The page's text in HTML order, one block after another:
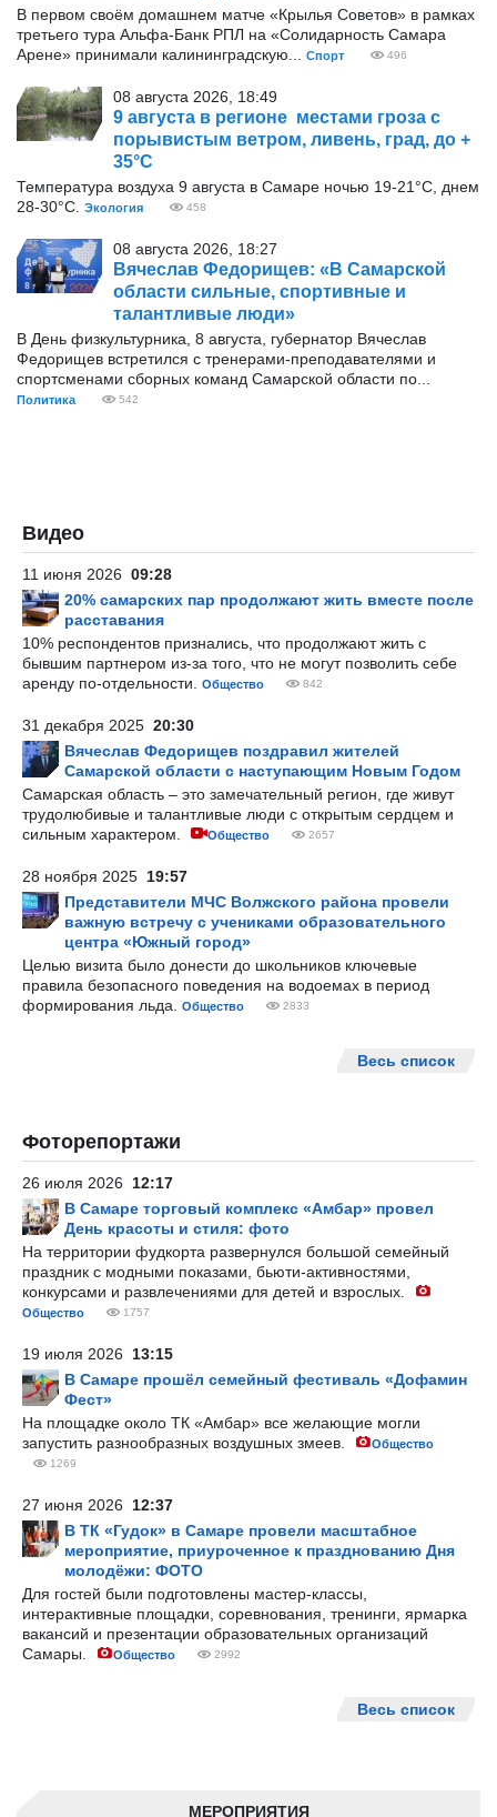
МЕРОПРИЯТИЯ
В первом своём домашнем матче «Крылья Советов» в рамках
третьего тура Альфа-Банк РПЛ на «Солидарность Самара
Арене» принимали калининградскую...
Спорт 496
08 августа 2026, 18:49
9 августа в регионе местами гроза с
порывистым ветром, ливень, град, до +
35°С
Температура воздуха 9 августа в Самаре ночью 19-21°С, днем
28-30°С.
Экология 458
08 августа 2026, 18:27
Вячеслав Федорищев: «В Самарской
области сильные, спортивные и
талантливые люди»
В День физкультурника, 8 августа, губернатор Вячеслав
Федорищев встретился с тренерами-преподавателями и
спортсменами сборных команд Самарской области по...
Политика 542
Видео
11 июня 2026 09:28
20% самарских пар продолжают жить вместе после
расставания
10% респондентов признались, что продолжают жить с
бывшим партнером из-за того, что не могут позволить себе
аренду по-отдельности.
Общество 842
31 декабря 2025 20:30
Вячеслав Федорищев поздравил жителей
Самарской области с наступающим Новым Годом
Самарская область – это замечательный регион, где живут
трудолюбивые и талантливые люди с открытым сердцем и
сильным характером.
Общество 2657
28 ноября 2025 19:57
Представители МЧС Волжского района провели
важную встречу с учениками образовательного
центра «Южный город»
Целью визита было донести до школьников ключевые
правила безопасного поведения на водоемах в период
формирования льда.
Общество 2833
Весь список
Фоторепортажи
26 июля 2026 12:17
В Самаре торговый комплекс «Амбар» провел
День красоты и стиля: фото
На территории фудкорта развернулся большой семейный
праздник с модными показами, бьюти-активностями,
конкурсами и развлечениями для детей и взрослых.
Общество 1757
19 июля 2026 13:15
В Самаре прошёл семейный фестиваль «Дофамин
Фест»
На площадке около ТК «Амбар» все желающие могли
запустить разнообразных воздушных змеев.
Общество
1269
27 июня 2026 12:37
В ТК «Гудок» в Самаре провели масштабное
мероприятие, приуроченное к празднованию Дня
молодёжи: ФОТО
Для гостей были подготовлены мастер-классы,
интерактивные площадки, соревнования, тренинги, ярмарка
вакансий и презентации образовательных организаций
Самары.
Общество 2992
Весь список